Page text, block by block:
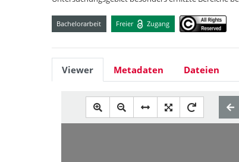
Bachelorarbeit Freier Zugang
Viewer Metadaten Dateien